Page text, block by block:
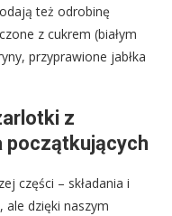
też odrobinę
z cukrem (białym
przyprawione jabłka
z
początkujących
części – składania i
ale dzięki naszym